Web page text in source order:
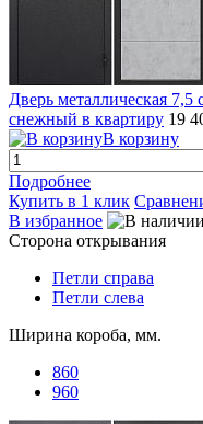
Дверь металлическая
снежный в квартиру 19
В корзину
Подробнее
Купить в 1 клик
В избранное
Сторона открывания
Петли справа
Петли слева
Ширина короба, мм.
860
960